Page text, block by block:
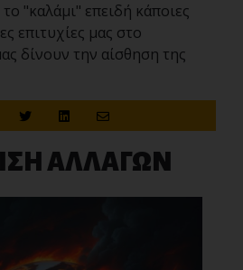
"καλάμι" επειδή κάποιες
επιτυχίες μας στο
δίνουν την αίσθηση της
ΑΛΛΑΓΩΝ